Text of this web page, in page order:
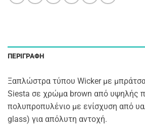
ΠΕΡΙΓΡΑΦΉ
Ξαπλώστρα τύπου Wicker με
Siesta σε χρώμα brown από υψηλής
πολυπροπυλένιο με ενίσχυση από
glass) για απόλυτη αντοχή.